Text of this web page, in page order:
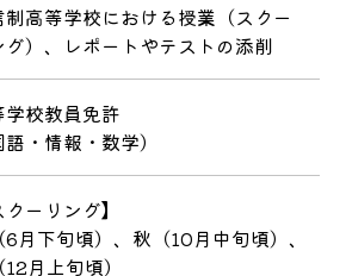
制高等学校における授業（スクー
グ）、レポートやテストの添削
学校教員免許
語・情報・数学）
クーリング】
6月下旬頃）、秋（10月中旬頃）、
月上旬頃）